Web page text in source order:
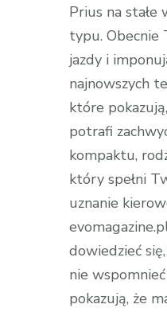
Prius na
typu. Obecnie
jazdy i
najnowszych
które
potrafi
kompaktu,
który spełni
uznanie
dowiedzieć
nie
pokazują, że